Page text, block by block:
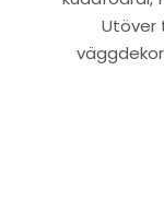
Utöver